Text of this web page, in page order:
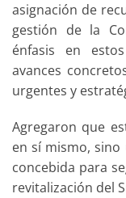
asignación de
gestión de la
énfasis en
avances
urgentes y
Agregaron que
en sí mismo,
concebida para
revitalización del